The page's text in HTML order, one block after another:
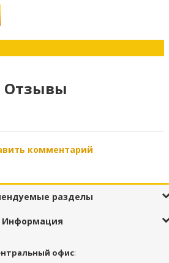
Отзывы
комментарий
разделы
Информация
офис: